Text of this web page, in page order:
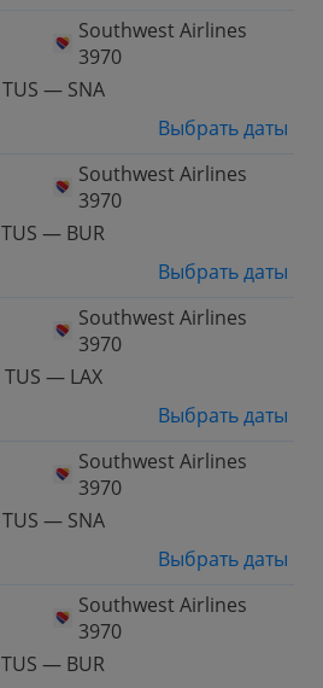
Southwest Airlines
3970
TUS — SNA
Выбрать даты
Southwest Airlines
3970
TUS — BUR
Выбрать даты
Southwest Airlines
3970
TUS — LAX
Выбрать даты
Southwest Airlines
3970
TUS — SNA
Выбрать даты
Southwest Airlines
3970
TUS — BUR